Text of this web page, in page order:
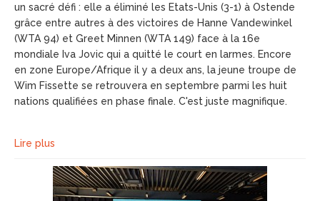
un sacré défi : elle a éliminé les Etats-Unis (3-1) à Ostende
grâce entre autres à des victoires de Hanne Vandewinkel
(WTA 94) et Greet Minnen (WTA 149) face à la 16e
mondiale Iva Jovic qui a quitté le court en larmes. Encore
en zone Europe/Afrique il y a deux ans, la jeune troupe de
Wim Fissette se retrouvera en septembre parmi les huit
nations qualifiées en phase finale. C'est juste magnifique.
Lire plus